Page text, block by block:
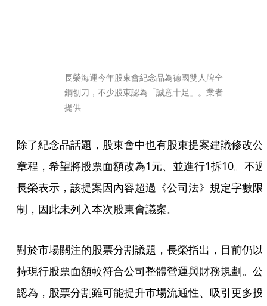
長榮海運今年股東會紀念品為德國雙人牌全
鋼刨刀，不少股東認為「誠意十足」。業者
提供
除了紀念品話題，股東會中也有股東提案建議修改公
章程，希望將股票面額改為1元、並進行1拆10。不過
長榮表示，該提案因內容超過《公司法》規定字數限
制，因此未列入本次股東會議案。
對於市場關注的股票分割議題，長榮指出，目前仍以
持現行股票面額較符合公司整體營運與財務規劃。公
認為，股票分割雖可能提升市場流通性、吸引更多投